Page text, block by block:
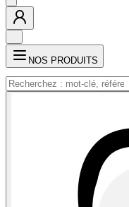
NOS PRODUITS